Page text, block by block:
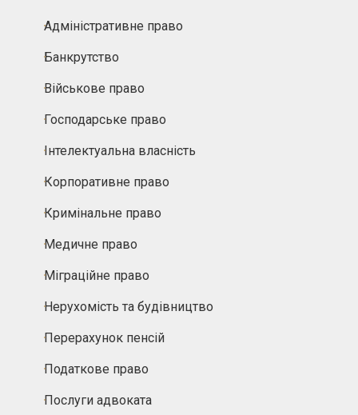
Адміністративне право
Банкрутство
Військове право
Господарське право
Інтелектуальна власність
Корпоративне право
Кримінальне право
Медичне право
Міграційне право
Нерухомість та будівництво
Перерахунок пенсій
Податкове право
Послуги адвоката